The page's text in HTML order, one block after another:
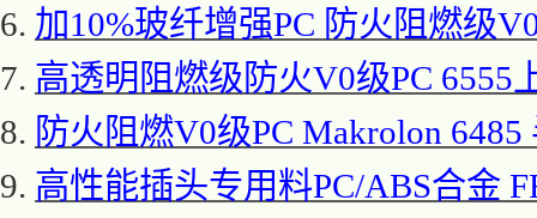
6. 加10%玻纤增强PC 防火阻燃级
7. 高透明阻燃级防火V0级PC 6555
8. 防火阻燃V0级PC Makrolon
9. 高性能插头专用料PC/ABS合金